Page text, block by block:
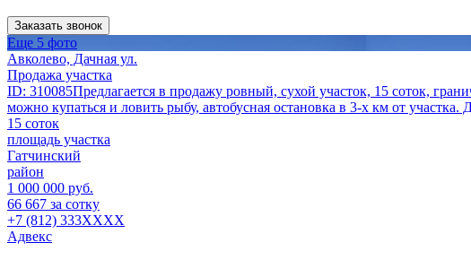
Заказать звонок
Еще 5 фото
Авколево, Дачная ул.
Продажа участка
ID: 310085Предлагается в продажу ровный, сухой участок, 15 соток,
можно купаться и ловить рыбу, автобусная остановка в 3-х км от
15 соток
площадь участка
Гатчинский
район
1 000 000 руб.
66 667 за сотку
+7 (812) 333XXXX
Адвекс